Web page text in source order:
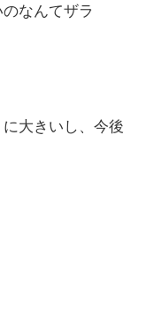
なんてザラ
大きいし、今後